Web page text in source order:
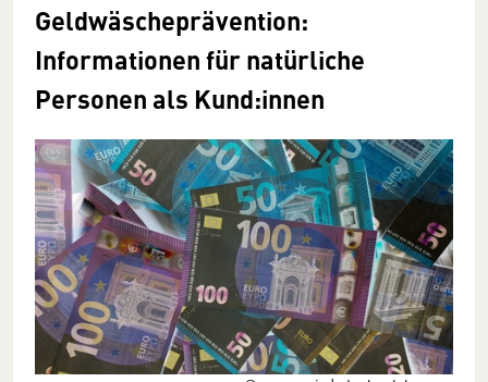
Geldwäscheprävention:
Informationen für natürliche
Personen als Kund:innen